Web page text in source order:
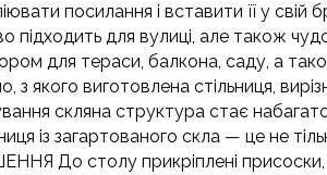
посилання і вставити її у
підходить для вулиці, але також
для тераси, балкона, саду, а
з якого виготовлена стільниця,
скляна структура стає
із загартованого скла — це не
До столу прикріплені присоски,